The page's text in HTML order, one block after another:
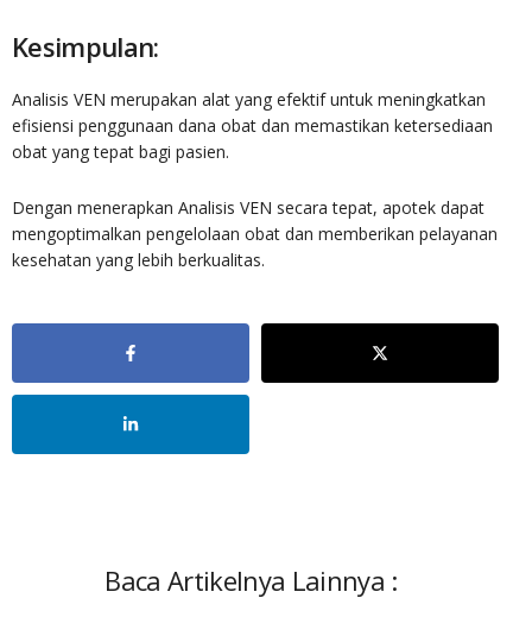
Kesimpulan:
Analisis VEN merupakan alat yang efektif untuk meningkatkan
efisiensi penggunaan dana obat dan memastikan ketersediaan
obat yang tepat bagi pasien.
Dengan menerapkan Analisis VEN secara tepat, apotek dapat
mengoptimalkan pengelolaan obat dan memberikan pelayanan
kesehatan yang lebih berkualitas.
Baca Artikelnya Lainnya :